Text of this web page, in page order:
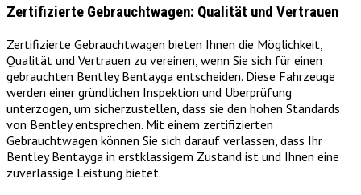
Zertifizierte Gebrauchtwagen: Qualität und Vertrauen
Zertifizierte Gebrauchtwagen bieten Ihnen die Möglichkeit,
Qualität und Vertrauen zu vereinen, wenn Sie sich für einen
gebrauchten Bentley Bentayga entscheiden. Diese Fahrzeuge
werden einer gründlichen Inspektion und Überprüfung
unterzogen, um sicherzustellen, dass sie den hohen Standards
von Bentley entsprechen. Mit einem zertifizierten
Gebrauchtwagen können Sie sich darauf verlassen, dass Ihr
Bentley Bentayga in erstklassigem Zustand ist und Ihnen eine
zuverlässige Leistung bietet.